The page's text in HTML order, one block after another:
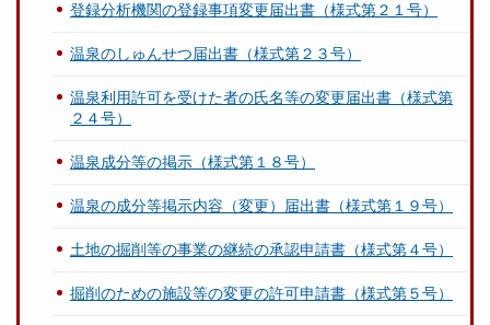
登録分析機関の登録事項変更届出書（様式第２１号）
温泉のしゅんせつ届出書（様式第２３号）
温泉利用許可を受けた者の氏名等の変更届出書（様式第
２４号）
温泉成分等の掲示（様式第１８号）
温泉の成分等掲示内容（変更）届出書（様式第１９号）
土地の掘削等の事業の継続の承認申請書（様式第４号）
掘削のための施設等の変更の許可申請書（様式第５号）